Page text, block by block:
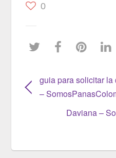
0
guia para solicitar
–
Daviana –